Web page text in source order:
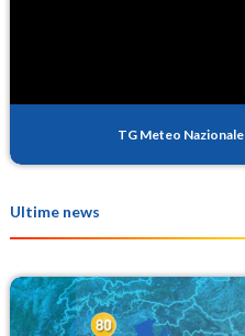
TG Meteo Nazionale
Ultime news